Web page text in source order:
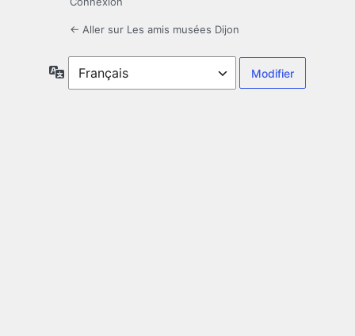
← Aller sur Les amis musées Dijon
Langue